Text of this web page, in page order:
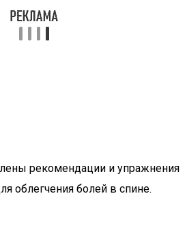
рекомендации и упражнения
облегчения болей в спине.